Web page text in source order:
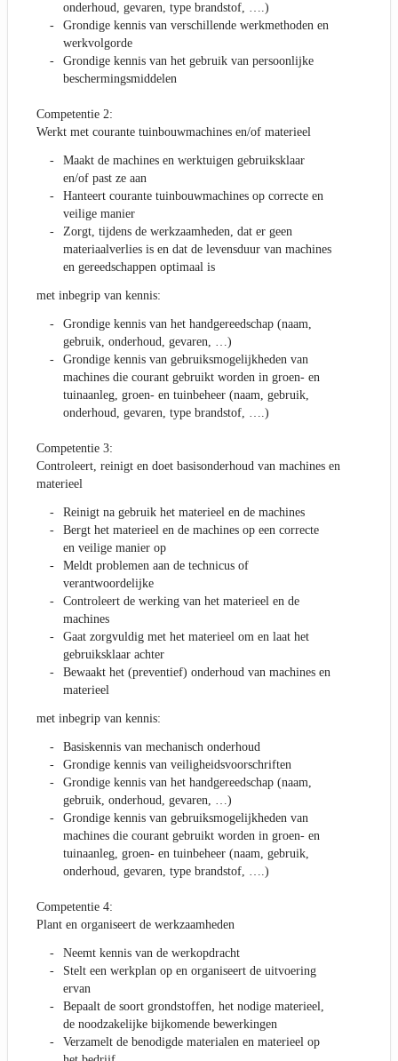
onderhoud, gevaren, type brandstof, ….)
Grondige kennis van verschillende werkmethoden en
werkvolgorde
Grondige kennis van het gebruik van persoonlijke
beschermingsmiddelen
Competentie 2:
Werkt met courante tuinbouwmachines en/of materieel
Maakt de machines en werktuigen gebruiksklaar
en/of past ze aan
Hanteert courante tuinbouwmachines op correcte en
veilige manier
Zorgt, tijdens de werkzaamheden, dat er geen
materiaalverlies is en dat de levensduur van machines
en gereedschappen optimaal is
met inbegrip van kennis:
Grondige kennis van het handgereedschap (naam,
gebruik, onderhoud, gevaren, …)
Grondige kennis van gebruiksmogelijkheden van
machines die courant gebruikt worden in groen- en
tuinaanleg, groen- en tuinbeheer (naam, gebruik,
onderhoud, gevaren, type brandstof, ….)
Competentie 3:
Controleert, reinigt en doet basisonderhoud van machines en
materieel
Reinigt na gebruik het materieel en de machines
Bergt het materieel en de machines op een correcte
en veilige manier op
Meldt problemen aan de technicus of
verantwoordelijke
Controleert de werking van het materieel en de
machines
Gaat zorgvuldig met het materieel om en laat het
gebruiksklaar achter
Bewaakt het (preventief) onderhoud van machines en
materieel
met inbegrip van kennis:
Basiskennis van mechanisch onderhoud
Grondige kennis van veiligheidsvoorschriften
Grondige kennis van het handgereedschap (naam,
gebruik, onderhoud, gevaren, …)
Grondige kennis van gebruiksmogelijkheden van
machines die courant gebruikt worden in groen- en
tuinaanleg, groen- en tuinbeheer (naam, gebruik,
onderhoud, gevaren, type brandstof, ….)
Competentie 4:
Plant en organiseert de werkzaamheden
Neemt kennis van de werkopdracht
Stelt een werkplan op en organiseert de uitvoering
ervan
Bepaalt de soort grondstoffen, het nodige materieel,
de noodzakelijke bijkomende bewerkingen
Verzamelt de benodigde materialen en materieel op